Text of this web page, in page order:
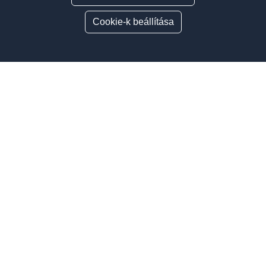
Cookie-k beállítása